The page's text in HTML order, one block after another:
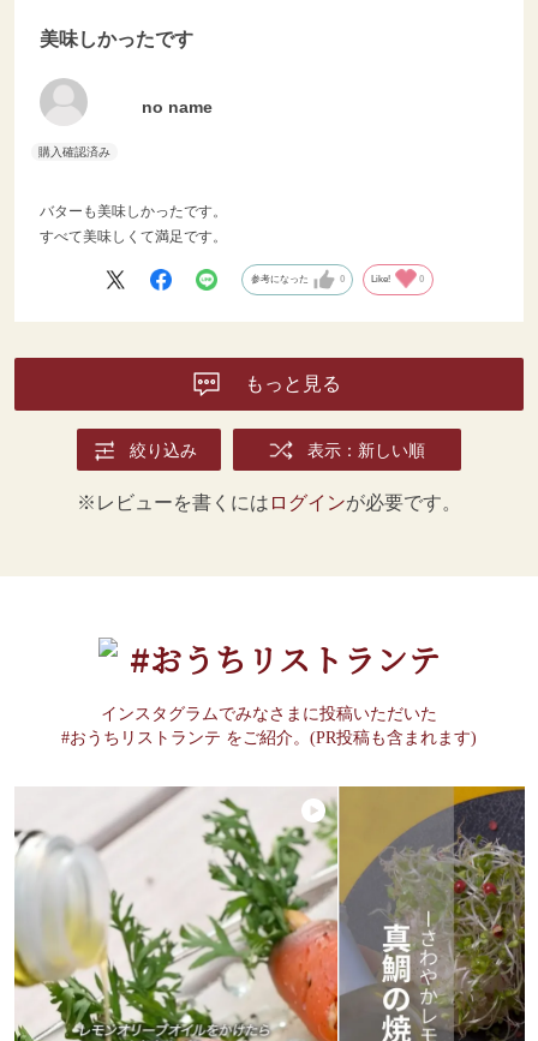
美味しかったです
no name
バターも美味しかったです。
すべて美味しくて満足です。
参考になった 0 Like! 0
もっと見る
絞り込み 表示：新しい順
※レビューを書くには ログインが必要です。
#おうちリストランテ
インスタグラムでみなさまに投稿いただいた
#おうちリストランテ をご紹介。(PR投稿も含まれます)